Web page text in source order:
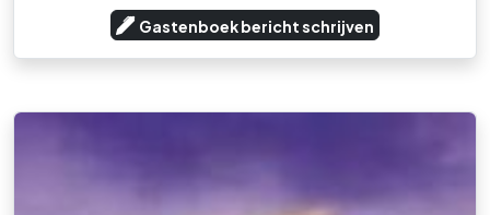
Gastenboek bericht schrijven